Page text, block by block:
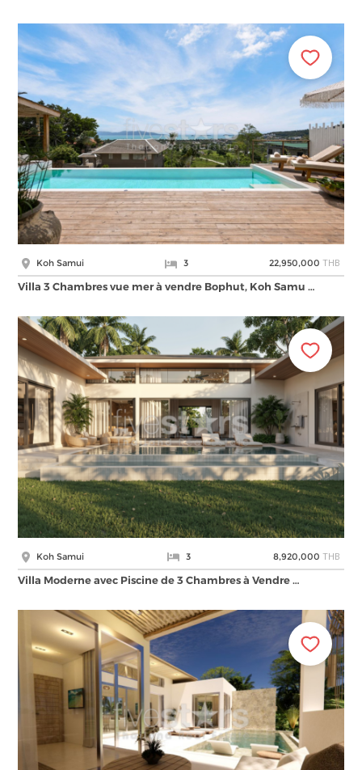
Koh Samui 3 22,950,000 THB
Villa 3 Chambres vue mer à vendre Bophut, Koh Samu …
Koh Samui 3 8,920,000 THB
Villa Moderne avec Piscine de 3 Chambres à Vendre …